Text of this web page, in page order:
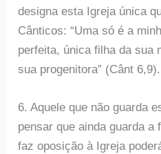
designa esta Igreja única
Cânticos: “Uma só é a
perfeita, única filha da sua
sua progenitora” (Cânt 6,9).
6. Aquele que não guarda
pensar que ainda guarda a
faz oposição à Igreja